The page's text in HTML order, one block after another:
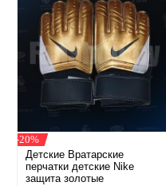
-20%
Детские Вратарские
перчатки детские Nike
защита золотые